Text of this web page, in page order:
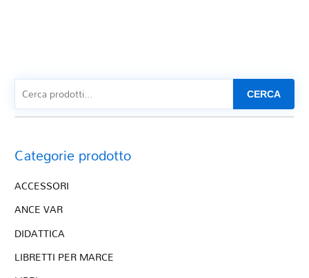
CERCA
Categorie prodotto
ACCESSORI
ANCE VAR
DIDATTICA
LIBRETTI PER MARCE